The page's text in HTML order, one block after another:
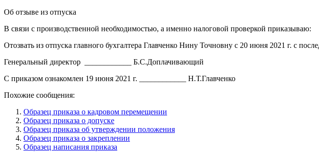
Об отзыве из отпуска
В связи с производственной необходимостью, а именно налоговой проверкой приказываю:
Отозвать из отпуска главного бухгалтера Главченко Нину Точновну с 20 июня 2021 г. с
Генеральный директор ____________ Б.С.Доплачивающий
С приказом ознакомлен 19 июня 2021 г. ____________ Н.Т.Главченко
Похожие сообщения:
Образец приказа о кадровом перемещении
Образец приказа о допуске
Образец приказа об утверждении положения
Образец приказа о закреплении
Образец написания приказа